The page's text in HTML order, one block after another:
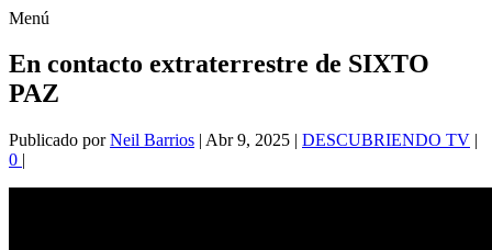
Menú
En contacto extraterrestre de SIXTO
PAZ
Publicado porNeil Barrios | Abr 9, 2025 | DESCUBRIENDO TV |
0 |